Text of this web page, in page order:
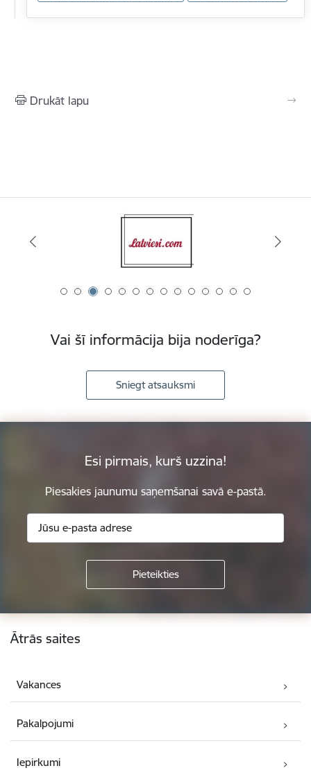
Drukāt lapu
Vai šī informācija bija noderīga?
Sniegt atsauksmi
Esi pirmais, kurš uzzina!
Piesakies jaunumu saņemšanai savā e-pastā.
Kājene
Ātrās saites
Vakances
Pakalpojumi
Iepirkumi